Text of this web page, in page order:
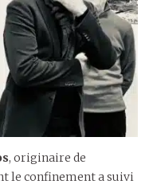
, originaire de
le confinement a suivi